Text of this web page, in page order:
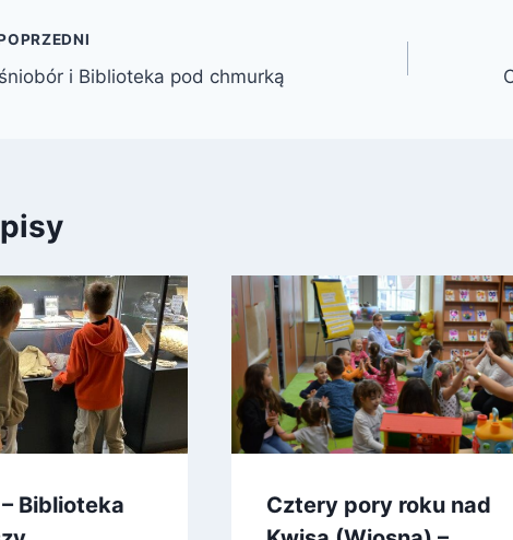
i Biblioteka pod chmurką
Biblioteka
Cztery pory roku nad